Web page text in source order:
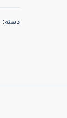
دسته: